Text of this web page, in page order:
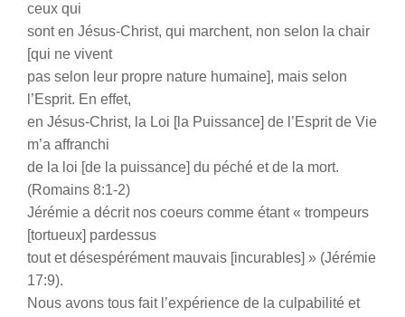
ceux qui
sont en Jésus-Christ, qui marchent, non selon la chair
[qui ne vivent
pas selon leur propre nature humaine], mais selon
l’Esprit. En effet,
en Jésus-Christ, la Loi [la Puissance] de l’Esprit de Vie
m’a affranchi
de la loi [de la puissance] du péché et de la mort.
(Romains 8:1-2)
Jérémie a décrit nos coeurs comme étant « trompeurs
[tortueux] pardessus
tout et désespérément mauvais [incurables] » (Jérémie
17:9).
Nous avons tous fait l’expérience de la culpabilité et